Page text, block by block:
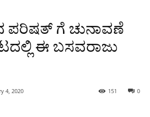
ಪರಿಷತ್ ಗೆ ಚುನಾವಣೆ
ಈ ಬಸವರಾಜು
4, 2020 0
151